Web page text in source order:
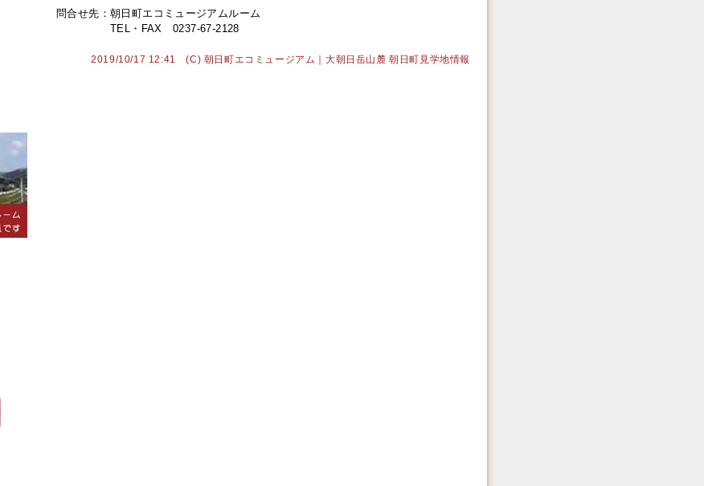
問合せ先：朝日町エコミュージアムルーム
TEL・FAX 0237-67-2128
2019/10/17 12:41 (C) 朝日町エコミュージアム｜大朝日岳山麓 朝日町見学地情報